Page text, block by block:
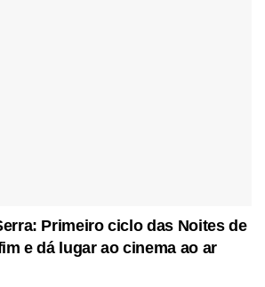
Primeiro ciclo das Noites de
e dá lugar ao cinema ao ar